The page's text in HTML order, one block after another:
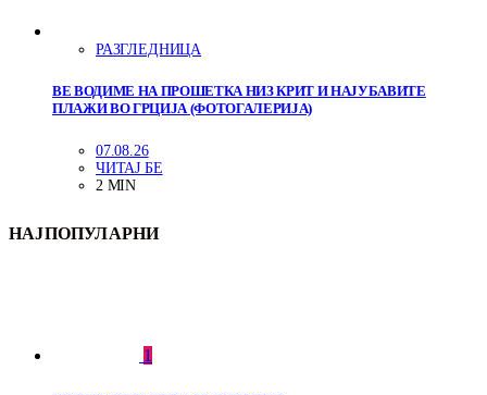
РАЗГЛЕДНИЦА
ВЕ ВОДИМЕ НА ПРОШЕТКА НИЗ КРИТ И НАЈУБАВИТЕ
ПЛАЖИ ВО ГРЦИЈА (ФОТОГАЛЕРИЈА)
07.08.26
ЧИТАЈ БЕ
2 MIN
НАЈПОПУЛАРНИ
1